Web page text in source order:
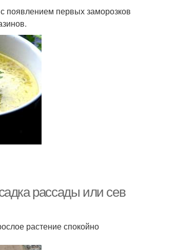
появлением первых заморозков
рассады или сев
растение спокойно